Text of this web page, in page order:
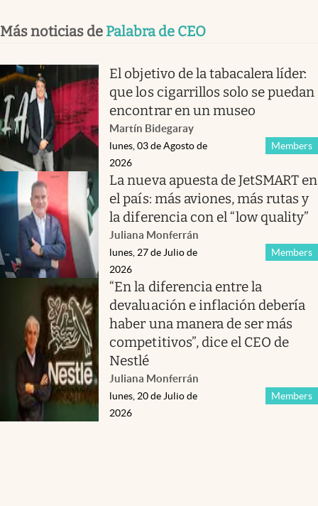
Más noticias de Palabra de CEO
El objetivo de la tabacalera líder:
que los cigarrillos solo se puedan
encontrar en un museo
Martín Bidegaray
Members
lunes, 03 de Agosto de
2026
La nueva apuesta de JetSMART en
el país: más aviones, más rutas y
la diferencia con el “low quality”
Juliana Monferrán
Members
lunes, 27 de Julio de
2026
“En la diferencia entre la
devaluación e inflación debería
haber una manera de ser más
competitivos”, dice el CEO de
Nestlé
Juliana Monferrán
Members
lunes, 20 de Julio de
2026